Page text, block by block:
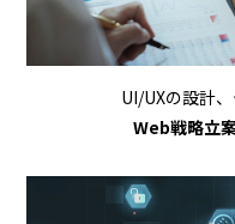
UI/UXの設計
Web戦略立